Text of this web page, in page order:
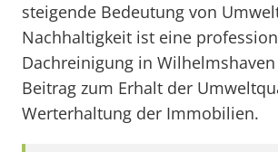
steigende Bedeutung von
Nachhaltigkeit ist eine
Dachreinigung in
Beitrag zum Erhalt der
Werterhaltung der Immobilien.